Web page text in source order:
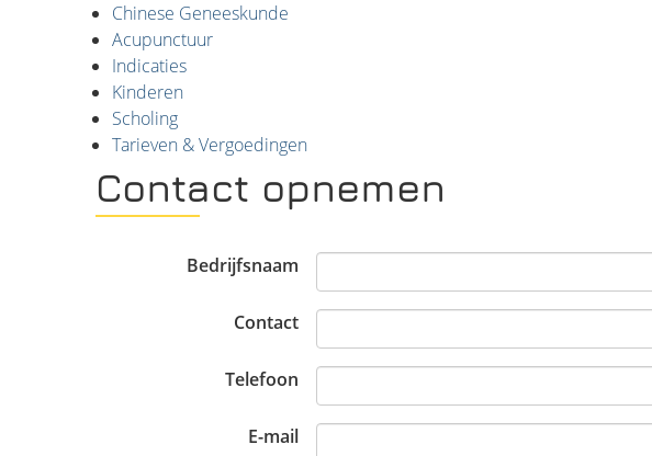
Chinese Geneeskunde
Acupunctuur
Indicaties
Kinderen
Scholing
Tarieven & Vergoedingen
Contact opnemen
Bedrijfsnaam
Contact
Telefoon
E-mail